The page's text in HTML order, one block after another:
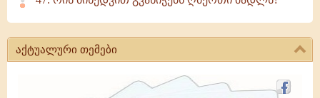
აქტუალური თემები